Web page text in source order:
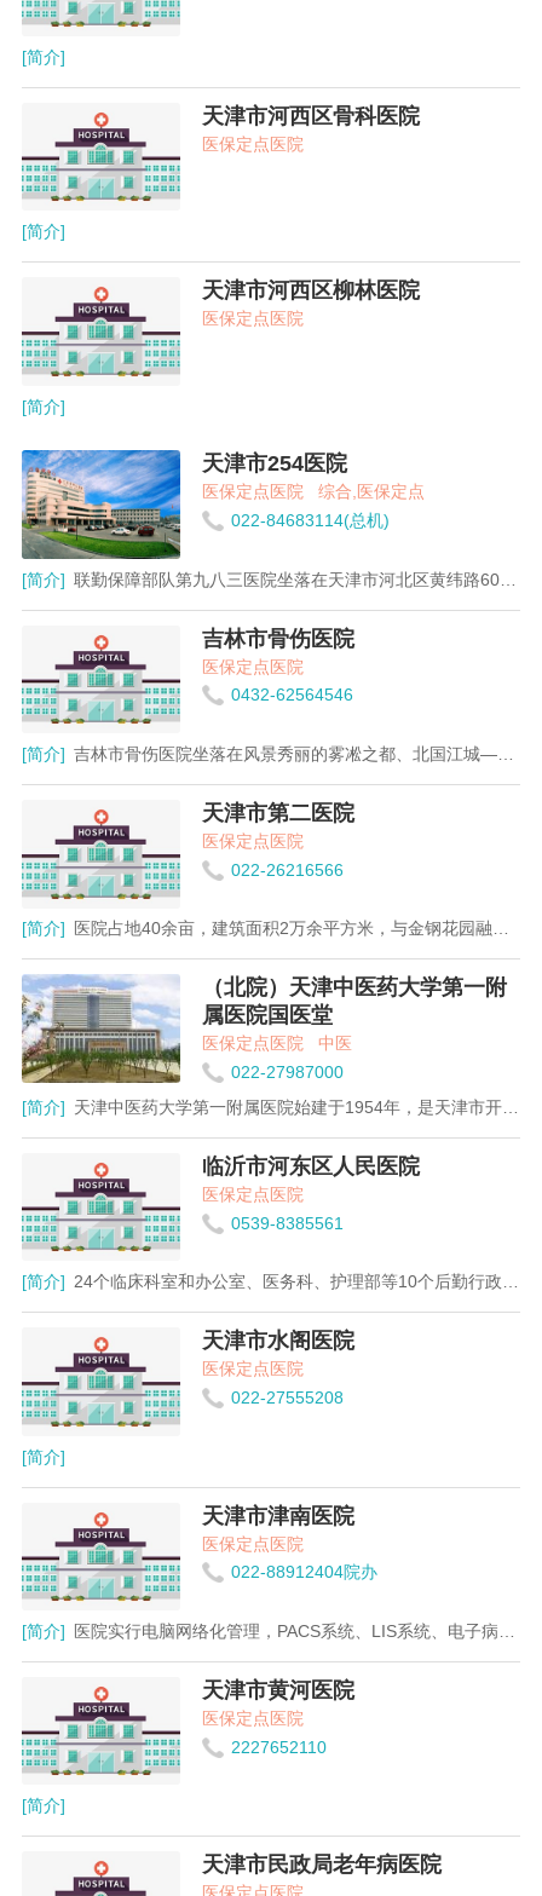
[简介]
天津市河西区骨科医院
医保定点医院
[简介]
天津市河西区柳林医院
医保定点医院
[简介]
天津市254医院
医保定点医院
综合,医保定点
022-84683114(总机)
[简介] 联勤保障部队第九八三医院坐落在天津市河北区黄纬路60号，是驻天津市唯一的一所军队三级甲等医院。医院始建于1949年，1954年正式命名为“中国人民解放军第二五四医院”。现为全国药品不良反应重点监察医院、全国临床药物试验机构、全军临床药理基地、第二和第三军医大学、白求恩军医学院、武警医学院教学医院，南开大学医学院附属医院，天津市交通事故定点医院和首批医保定点医院。医院专科特色明显，设有38个科室，46个专业，拥有全军冠心病介入治疗中心、北京军区生殖健康技术中心和泌尿外科、骨科、消化内科等重点专科。医院技术力量雄厚，现有教授24名，硕士生导师10名，硕士以上人才75名，高级职称人员100余名，先后获国家、军队、天津市科技成果奖300余项，国家专利21项，填补天津市技术空白25项。医院诊疗设备先进，有数字减影机、手术磁导航系统、消化内窥镜、肿瘤诊疗系统等国内一流的大型设备161件，信息化水平在天津市名列前茅。医院休养环境优美，院内曹锟私人花园遗迹保存完好，绿化面积达46%，亲水环境为国内少有。医院人文氛围浓厚，奉行“医患关系零距离、医护质量零缺陷、医疗保障零障碍”的“三零”服务理念，承诺“明明白白看病，清清楚楚交费”，先后被评为全国首批“百姓放心示范医院”、天津市“十佳医院”、“物价信得过医院”。
吉林市骨伤医院
医保定点医院
0432-62564546
[简介] 吉林市骨伤医院坐落在风景秀丽的雾凇之都、北国江城——吉林省吉林市。北邻吉林站，南近解放大路，西靠吉林市繁华商业区东市场，东傍市区主干道天津街，交通便利、区位优势明显。医院创建于1964年，是一所集医疗、教学、科研、预防保健等功能为一体的二级甲等专科医院，是吉林省重点专科建设单位，中华慈善总会吉林市股骨头坏死医疗救助中心，吉大一院集团医院、吉大二院的“骨科联盟”医院，吉大一院骨关节中心协作单位，长春中医药大学临床教学医院。医院占地1300多平方米，建筑面积近3600平方米，开放床位130张。特色科室有关节创伤科、脊柱创伤科、手足创伤科、软伤科、疼痛科、骨内科等。作为吉林市首家环卫工人爱心医院，吉林市骨伤医院给每一位住院治疗的环卫工人减免部分医疗费用，让他们体会到社会给予的帮助与关爱；积极筹建“百站千村”基层服务站，为偏远乡镇百姓开通诊疗绿色通道；救护车免费接送患者出院、入院；低保住院患者凭有效证件就可免费享受一日三餐；每逢节日，会为住院患者送上时令食品，让他们感受到在院如同在家一样的温暖……医院坚持“人才兴院，质量立院，科技强院”的办院宗旨，瞄准国内外先进技术，积极开展科技攻关，已获得国家专利13项，多项成果获得省市科技进步奖和科技成果奖，在诊治骨科相关疾病、技术革新方面跃上了新台阶；院领导班子将患者满意度作为评价管理成败的唯一标准，在全院推行感动服务、“三好一满意服务”、“亲情服务”，树立了良好的社会公众形象。被市政府命名为群众满意医院，连续多年被评为省、市文明单位，市、区先进单位，省中医药管理局优胜单位，省先进基层党组织等荣誉称号。医院始终遵循“精于骨伤患者至上”的经营理念，以扎根东北沃土造福桑梓，布局全国服务百姓的责任与担当，昂首阔步朝着创省内骨科专业典范、全国驰名品牌的奋斗目标，不断前行。在传承中医骨伤特色基础上，不断引进国际化、专业化、标准化的医学前沿技术及经营管理理念，深化临床医学人才培养。经过多年的发展实践，近年来，吉林市骨伤医院正以专业性强、技术积累雄厚、发展潜力大、服务能力卓越的崭新风貌力做患者健行天下的支撑者。
天津市第二医院
医保定点医院
022-26216566
[简介] 医院占地40余亩，建筑面积2万余平方米，与金钢花园融为一体，绿树成荫，景致幽雅，是治疗、康复的理想场所。院内设有19个临床科室，7个医技科室和14个职能科室。在技术人员队伍中主任医师33人，副主任医师64人。同时医院拥有一批较先进的医疗检查、诊断及治疗仪器。
（北院）天津中医药大学第一附
属医院国医堂
医保定点医院
中医
022-27987000
[简介] 天津中医药大学第一附属医院始建于1954年，是天津市开设最早、建设规模最大的中医医疗机构，全国省级示范中医院，全国百佳医院，全国百姓放心示范医院，天津市三级甲等医院，天津市十佳医院，天津市中医医学中心，全国针灸临床研究中心和国家中医临床研究基地。 医院分为南北两个院区，建筑面积总和26万平方米，装备3.0T MRI、宝石能谱CT等高端医疗仪器千余台(架)，设35个临床和技术科室，103个专病门诊，开放床位2600张，在职员工2340人。医院日均门诊量近万人次，年门诊量连续7年超200万人次，2015年超300万人次，位居天津市各医院门诊量前列。 医院拥有中国工程院院士2名，中国国医大师2名，国家有突出贡献专家4名，享受政府特殊贡献津贴专家12名，天津市政府授衔专家5名，博士生导师24名，天津市名中医23名；有国家级重点学科(专科)30个，包括针灸推拿学和中医内科学教育部重点学科2个，儿科、肿瘤科等国家卫生计生委重点专科4个，中医心病学、中医肾病学、中医疮疡病学等国家中医药管理局重点学科10个，血液科、风湿免疫科、内分泌科、骨伤科等国家中医药管理局重点专科13个，国家中医药管理局中医、中西医结合急诊临床基地1个；“针刺治疗脑病研究”和“中医药防治心血管疾病研究”教育部创新团队2个。 近五年来，医院共获各级立项科研课题205项，取得科技成果鉴定93项，获各级科技奖励42项，其中天津市科学技术进步一等奖2项。医院先后与日本、韩国、德国、法国、瑞士、美国、俄罗斯、阿曼等40余个国家建立医疗合作关系，每年接待海外患者愈千人，名扬海内外，并连续两年获得“天津城市民生贡献奖”，成为了天津市一道靓丽的城市名片。 多年来，医院以“中风病”、“冠心病”两大“国家中医临床研究基地”为核心竞争力，逐渐形成多学科齐头并进、中西医结合共同发展的良好势头。医院始终坚持“发展事业，服务社会，维护健康，造福人类”的宗旨，坚持“发挥中医优势，突出针灸特色，坚持‘五专’模式，借助西医优势学科，建设国内一流，世界知名的现代化中医医院”的发展战略，提出了“三个转变”(由追求数量型医院向提高质量型医院转变，由医疗型医院向研究型医院转变，由经验型管理向科学化管理转变)，着力打造一个中心(中国针灸中心)、两个基地(中风病和冠心病两个研究基地)、四个专科诊疗中心(中西医结合肿瘤、中西医结合肾病、中西医结合儿科、中西医结合骨伤4个专科诊疗中心)，不断增强医疗特色和优势，提升医疗服务水平，努力建设成为人民群众满意的、中医特色鲜明的现代化中医医院。
临沂市河东区人民医院
医保定点医院
0539-8385561
[简介] 24个临床科室和办公室、医务科、护理部等10个后勤行政科室。
天津市水阁医院
医保定点医院
022-27555208
[简介]
天津市津南医院
医保定点医院
022-88912404院办
[简介] 医院实行电脑网络化管理，PACS系统、LIS系统、电子病历、护士工作站、手术麻醉管理系统和临床路径管理系统都已全面运行。各病区配有集中供氧、自动呼叫系统，并配有一定数量的高级病房，以满足不同层次病人的需求。
天津市黄河医院
医保定点医院
2227652110
[简介]
天津市民政局老年病医院